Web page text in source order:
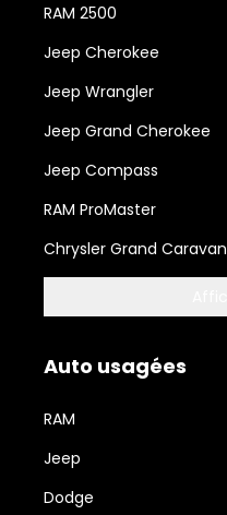
RAM 2500
Jeep Cherokee
Jeep Wrangler
Jeep Grand Cherokee
Jeep Compass
RAM ProMaster
Chrysler Grand Caravan
Auto usagées
RAM
Jeep
Dodge